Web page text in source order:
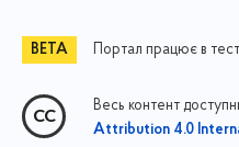
Портал працює в
Весь контент
Attribution 4.0